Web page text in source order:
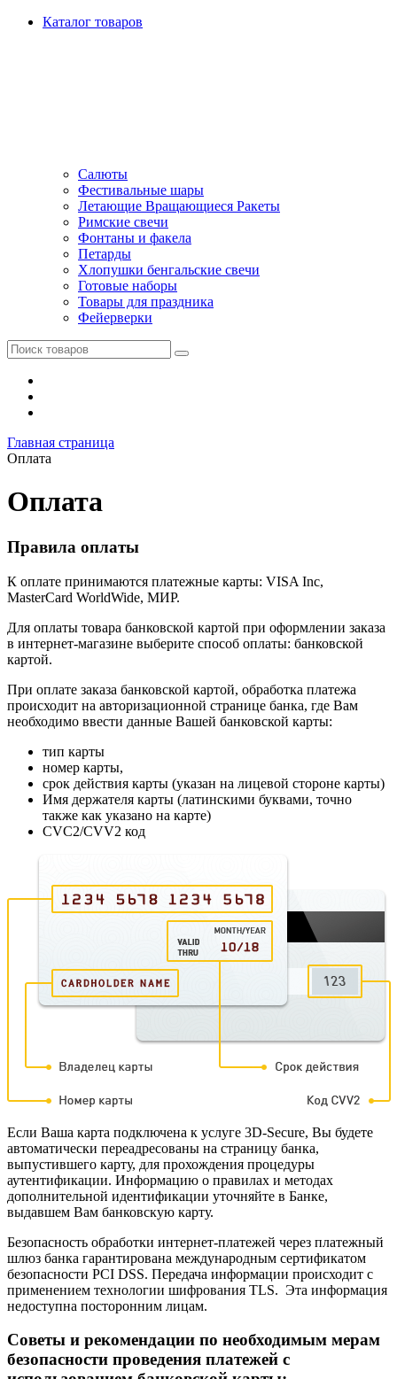
Каталог товаров
Салюты
Фестивальные шары
Летающие Вращающиеся Ракеты
Римские свечи
Фонтаны и факела
Петарды
Хлопушки бенгальские свечи
Готовые наборы
Товары для праздника
Фейерверки
Главная страница
Оплата
Оплата
Правила оплаты
К оплате принимаются платежные карты: VISA Inc,
MasterCard WorldWide, МИР.
Для оплаты товара банковской картой при оформлении заказа
в интернет-магазине выберите способ оплаты: банковской
картой.
При оплате заказа банковской картой, обработка платежа
происходит на авторизационной странице банка, где Вам
необходимо ввести данные Вашей банковской карты:
тип карты
номер карты,
срок действия карты (указан на лицевой стороне карты)
Имя держателя карты (латинскими буквами, точно
также как указано на карте)
CVC2/CVV2 код
Если Ваша карта подключена к услуге 3D-Secure, Вы будете
автоматически переадресованы на страницу банка,
выпустившего карту, для прохождения процедуры
аутентификации. Информацию о правилах и методах
дополнительной идентификации уточняйте в Банке,
выдавшем Вам банковскую карту.
Безопасность обработки интернет-платежей через платежный
шлюз банка гарантирована международным сертификатом
безопасности PCI DSS. Передача информации происходит с
применением технологии шифрования TLS. Эта информация
недоступна посторонним лицам.
Советы и рекомендации по необходимым мерам
безопасности проведения платежей с